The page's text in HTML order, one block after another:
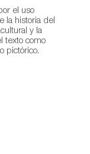
el uso
la historia del
y la
texto como
pictórico.